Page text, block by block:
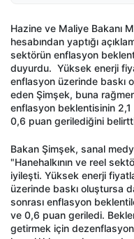
Hazine ve Maliye Bakanı
hesabından yaptığı
sektörün enflasyon
duyurdu. Yüksek enerji
enflasyon üzerinde baskı
eden Şimşek, buna
enflasyon beklentisinin
0,6 puan gerilediğini
Bakan Şimşek, sanal
"Hanehalkının ve reel
iyileşti. Yüksek enerji
üzerinde baskı oluştursa
sonrası enflasyon
ve 0,6 puan geriledi.
getirmek için dezenflasyon